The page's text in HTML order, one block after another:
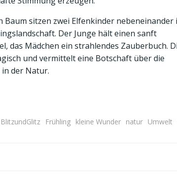
BlitzundGlitz Frühling kleine Wunder natur Umwelt